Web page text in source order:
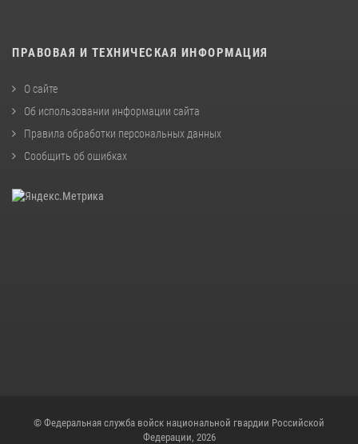
ПРАВОВАЯ И ТЕХНИЧЕСКАЯ ИНФОРМАЦИЯ
О сайте
Об использовании информации сайта
Правила обработки персональных данных
Сообщить об ошибках
© Федеральная служба войск национальной гвардии Российской
Федерации, 2026